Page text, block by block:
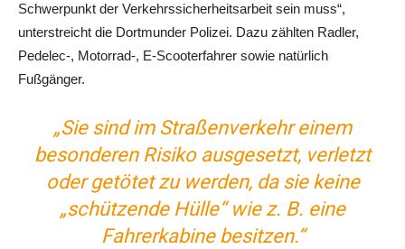
Schwerpunkt der Verkehrssicherheitsarbeit sein muss“,
unterstreicht die Dortmunder Polizei. Dazu zählten Radler,
Pedelec-, Motorrad-, E-Scooterfahrer sowie natürlich
Fußgänger.
„Sie sind im Straßenverkehr einem
besonderen Risiko ausgesetzt, verletzt
oder getötet zu werden, da sie keine
„schützende Hülle“ wie z. B. eine
Fahrerkabine besitzen.“